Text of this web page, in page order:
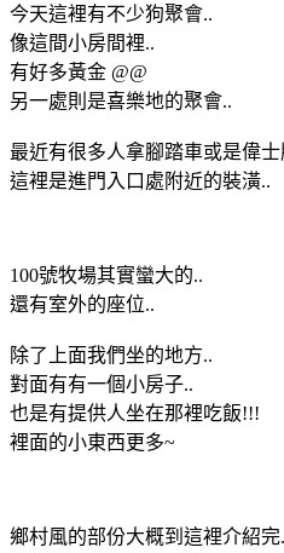
今天這裡有不少狗聚會..
像這間小房間裡..
有好多黃金 @@
另一處則是喜樂地的聚會..
最近有很多人拿腳踏車或是偉
這裡是進門入口處附近的裝潢..
100號牧場其實蠻大的..
還有室外的座位..
除了上面我們坐的地方..
對面有有一個小房子..
也是有提供人坐在那裡吃飯!!!
裡面的小東西更多~
鄉村風的部份大概到這裡介紹完